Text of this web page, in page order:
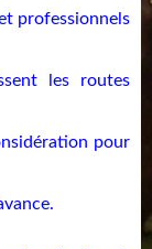
professionnels
les routes
pour